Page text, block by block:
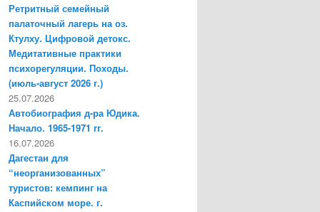
Ретритный семейный
палаточный лагерь на оз.
Ктулху. Цифровой детокс.
Медитативные практики
психорегуляции. Походы.
(июль-август 2026 г.)
25.07.2026
Автобиография д-ра Юдика.
Начало. 1965-1971 гг.
16.07.2026
Дагестан для
“неорганизованных”
туристов: кемпинг на
Каспийском море. г.